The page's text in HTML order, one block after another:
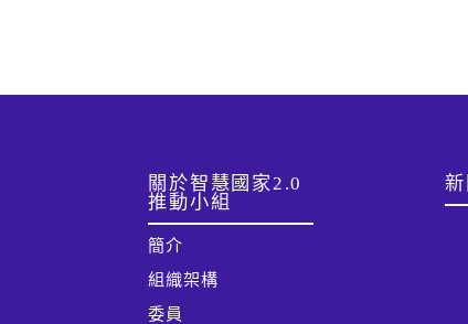
關於智慧國家2.0
推動小組
簡介
組織架構
委員